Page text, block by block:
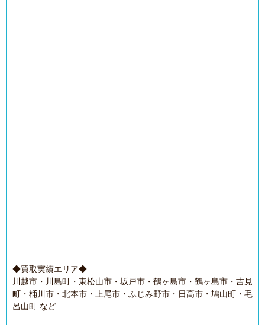
◆買取実績エリア◆
川越市・川島町・東松山市・坂戸市・鶴ヶ島市・鶴ヶ島市・吉見
町・桶川市・北本市・上尾市・ふじみ野市・日高市・鳩山町・毛
呂山町 など